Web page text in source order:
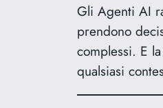
Gli Agenti AI
prendono
complessi. E
qualsiasi